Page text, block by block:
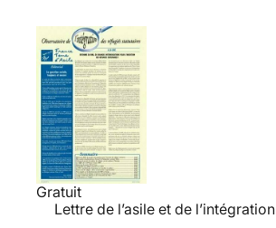
Gratuit
Lettre de l’asile et de l’intégration